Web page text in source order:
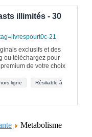
illimités - 30
21
exclusifs et des
ou téléchargez pour
de votre choix
ligne
Résiliable à
Metabolisme